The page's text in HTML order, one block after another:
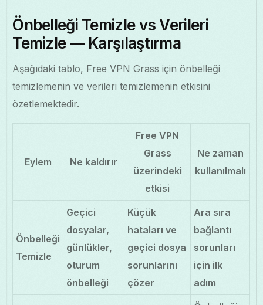
Önbelleği Temizle vs Verileri
Temizle — Karşılaştırma
Aşağıdaki tablo, Free VPN Grass için önbelleği
temizlemenin ve verileri temizlemenin etkisini
özetlemektedir.
Eylem Ne kaldırır
Free VPN
Grass
üzerindeki
etkisi
Ne zaman
kullanılmalı
Önbelleği
Temizle
Geçici
dosyalar,
günlükler,
oturum
önbelleği
Küçük
hataları ve
geçici dosya
sorunlarını
çözer
Ara sıra
bağlantı
sorunları
için ilk
adım